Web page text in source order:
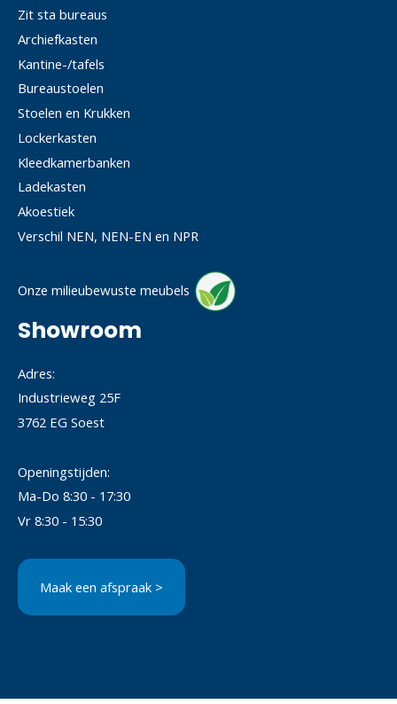
Zit sta bureaus
Archiefkasten
Kantine-/tafels
Bureaustoelen
Stoelen en Krukken
Lockerkasten
Kleedkamerbanken
Ladekasten
Akoestiek
Verschil NEN, NEN-EN en NPR
Onze milieubewuste meubels
Showroom
Adres:
Industrieweg 25F
3762 EG Soest
Openingstijden:
Ma-Do 8:30 - 17:30
Vr 8:30 - 15:30
Maak een afspraak >